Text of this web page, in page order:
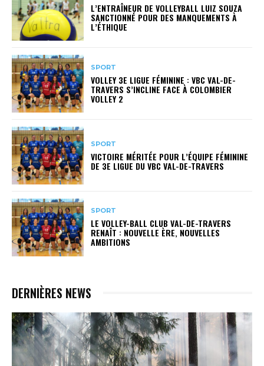
L’ENTRAÎNEUR DE VOLLEYBALL LUIZ SOUZA
SANCTIONNÉ POUR DES MANQUEMENTS À
L’ÉTHIQUE
SPORT
VOLLEY 3E LIGUE FÉMININE : VBC VAL-DE-
TRAVERS S’INCLINE FACE À COLOMBIER
VOLLEY 2
SPORT
VICTOIRE MÉRITÉE POUR L’ÉQUIPE FÉMININE
DE 3E LIGUE DU VBC VAL-DE-TRAVERS
SPORT
LE VOLLEY-BALL CLUB VAL-DE-TRAVERS
RENAÎT : NOUVELLE ÈRE, NOUVELLES
AMBITIONS
DERNIÈRES NEWS